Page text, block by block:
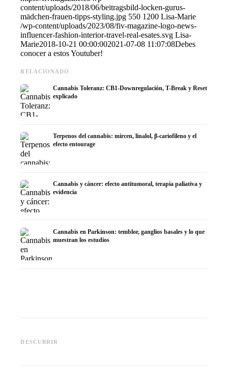
content/uploads/2018/06/beitragsbild-locken-gurus-
mädchen-frauen-tipps-styling.jpg 550 1200 Lisa-Marie
/wp-content/uploads/2023/08/fiv-magazine-logo-news-
influencer-fashion-interior-travel-real-esates.svg Lisa-
Marie2018-10-21 00:00:002021-07-08 11:07:08Debes
conocer a estos Youtuber!
RELACIONADO
Cannabis Toleranz: CB1-Downregulación, T-Break y Reset
explicado
Terpenos del cannabis: mircen, linalol, β-cariofileno y el
efecto entourage
Cannabis y cáncer: efecto antitumoral, terapia paliativa y
evidencia
Cannabis en Parkinson: temblor, ganglios basales y lo que
muestran los estudios
DESCUBRIR
muestran los estudios